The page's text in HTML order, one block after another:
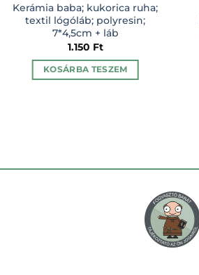
Kerámia baba; kukorica ruha;
textil lógóláb; polyresin;
7*4,5cm + láb
1.150 Ft
KOSÁRBA TESZEM